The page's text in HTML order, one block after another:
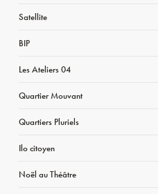
Satellite
BIP
Les Ateliers 04
Quartier Mouvant
Quartiers Pluriels
Ilo citoyen
Noël au Théâtre